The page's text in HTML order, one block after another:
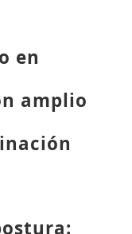
en
amplio